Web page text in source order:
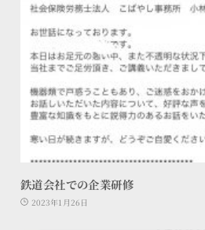
鉄道会社での企業研修
2023年1月26日